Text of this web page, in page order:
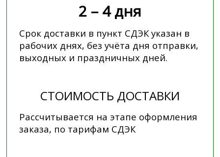
2 – 4 дня
Срок доставки в пункт СДЭК указан в
рабочих днях, без учёта дня отправки,
выходных и праздничных дней.
СТОИМОСТЬ ДОСТАВКИ
Рассчитывается на этапе оформления
заказа, по тарифам СДЭК